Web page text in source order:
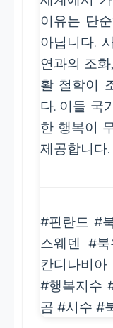
이유는 단
아닙니다.
연과의 조
활 철학이
다. 이들 국
한 행복이
제공합니다.
#핀란드 #
스웨덴 #
칸디나비
#행복지수
곰 #시수 #